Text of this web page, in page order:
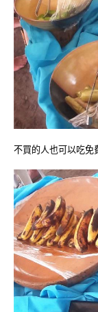
不買的人也可以吃免